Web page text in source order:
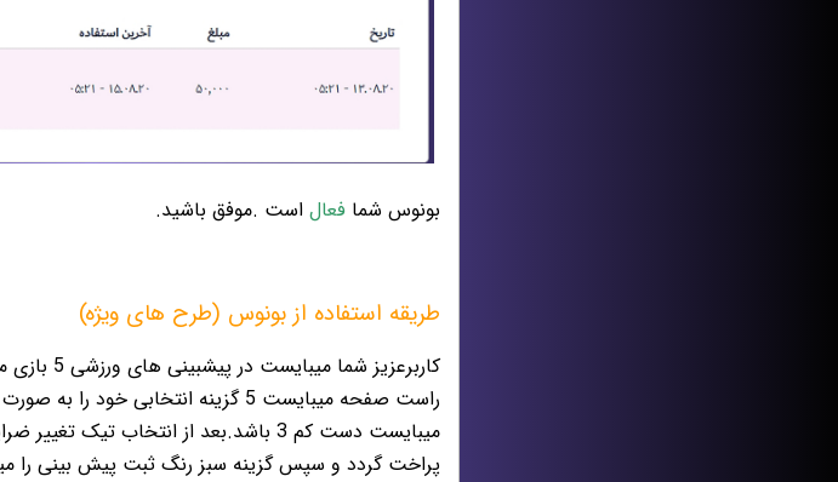
بونوس شما فعال است .موفق باشید.
طریقه استفاده از بونوس (طرح های ویژه)
راست صفحه میبایست 5 گزینه
میبایست دست کم 3 باشد.بعد از انتخاب
پراخت گردد و سپس گزینه سبز رنگ ثبت پیش بینی را